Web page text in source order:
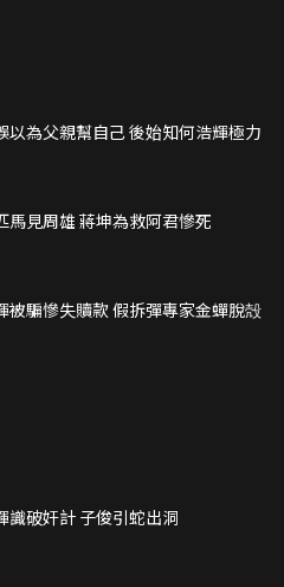
以為父親幫自己 後始知何浩輝極力
馬見周雄 蔣坤為救阿君慘死
被騙慘失贖款 假拆彈專家金蟬脫殻
識破奸計 子俊引蛇出洞